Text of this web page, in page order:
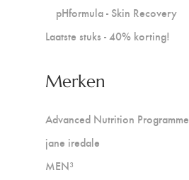
pHformula - Skin Recovery
Laatste stuks - 40% korting!
Merken
Advanced Nutrition Programme
jane iredale
MEN³